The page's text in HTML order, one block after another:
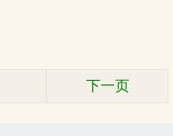
下一页